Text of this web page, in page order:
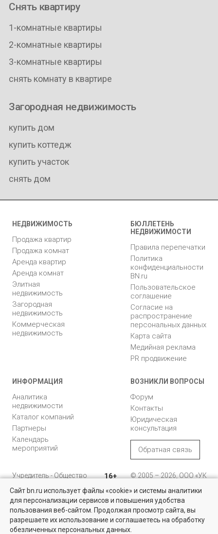
Коммерческая недвижимость
Проверенные объекты под различные цели в Санкт-Петербурге и
Ленинградской области
Снять квартиру
1-комнатные квартиры
2-комнатные квартиры
3-комнатные квартиры
снять комнату в квартире
Загородная недвижимость
купить дом
купить коттедж
купить участок
снять дом
НЕДВИЖИМОСТЬ
Продажа квартир
Продажа комнат
Аренда квартир
Аренда комнат
Элитная
недвижимость
Загородная
недвижимость
Коммерческая
недвижимость
БЮЛЛЕТЕНЬ
НЕДВИЖИМОСТИ
Правила перепечатки
Политика
конфиденциальности
BN.ru
Пользовательское
соглашение
Согласие на
распространение
персональных данных
Карта сайта
Медийная реклама
PR продвижение
ИНФОРМАЦИЯ
Аналитика
недвижимости
Каталог компаний
Партнеры
Календарь
мероприятий
ВОЗНИКЛИ ВОПРОСЫ
Форум
Контакты
Юридическая
консультация
Обратная связь
Учредитель - Общество
ответственностью
"Управляющая
компания "Бюллетень
недвижимости"
16+
© 2005 – 2026, ООО «УК
196105, Санкт-
Петербург, пр. Юрия
Гагарина, 1
Сайт bn.ru использует файлы «cookie» и системы аналитики
для персонализации сервисов и повышения удобства
пользования веб-сайтом. Продолжая просмотр сайта, вы
разрешаете их использование и соглашаетесь на обработку
обезличенных персональных данных.